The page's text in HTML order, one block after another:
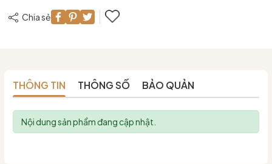
Chia sẻ
THÔNG TIN THÔNG SỐ BẢO QUẢN
Nội dung sản phẩm đang cập nhật.